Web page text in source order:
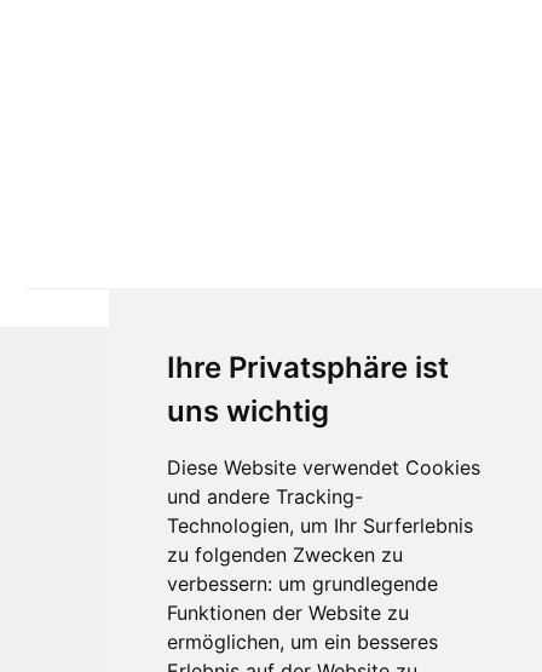
Ihre Privatsphäre ist
uns wichtig
Diese Website verwendet Cookies
und andere Tracking-
Technologien, um Ihr Surferlebnis
zu folgenden Zwecken zu
verbessern: um grundlegende
Funktionen der Website zu
ermöglichen, um ein besseres
Für Makler:innen
Über Uns
Vorteile